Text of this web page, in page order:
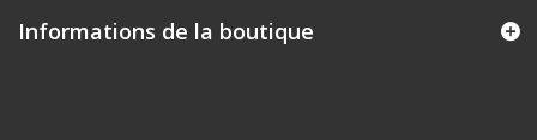
Informations de la boutique